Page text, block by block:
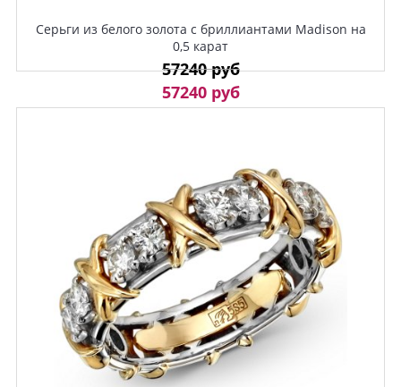
Серьги из белого золота с бриллиантами Madison на
0,5 карат
57240 руб
57240 руб